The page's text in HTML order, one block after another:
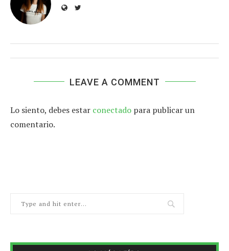
LEAVE A COMMENT
Lo siento, debes estar conectado para publicar un
comentario.